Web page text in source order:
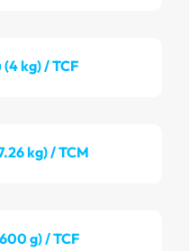
kg) / TCF
kg) / TCM
g) / TCF